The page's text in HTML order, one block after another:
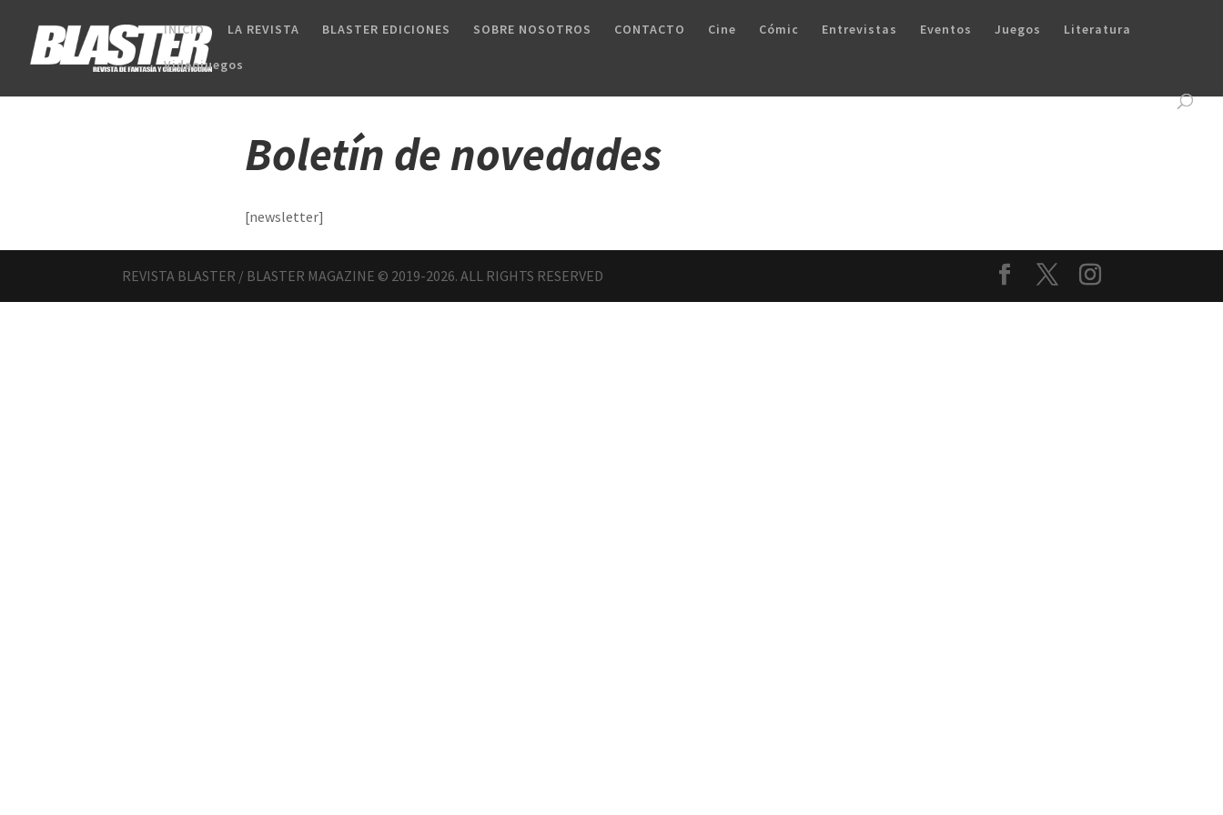
INICIO LA REVISTA BLASTER EDICIONES SOBRE NOSOTROS CONTACTO Cine Cómic Entrevistas Eventos Juegos Literatura
Videojuegos
Boletín de novedades
[newsletter]
REVISTA BLASTER / BLASTER MAGAZINE © 2019-2026. ALL RIGHTS RESERVED